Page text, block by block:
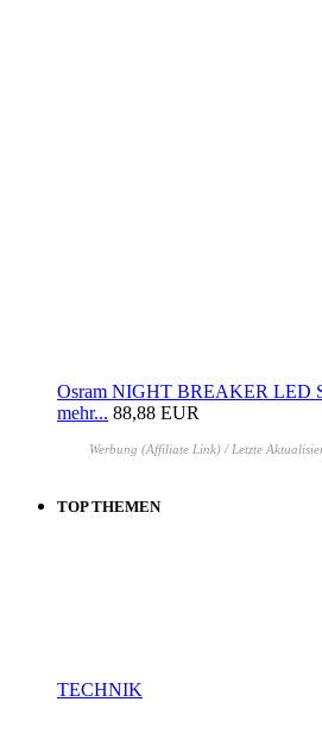
Osram NIGHT BREAKER LED
mehr... 88,88 EUR
Werbung (Affiliate Link) / Letzte
TOP THEMEN
TECHNIK